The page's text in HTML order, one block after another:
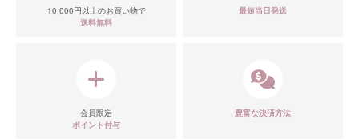
10,000円以上のお買い物で
送料無料
最短当日発送
会員限定
ポイント付与
豊富な決済方法